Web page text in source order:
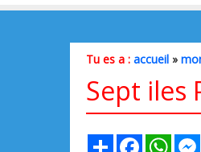
Tu es a : accueil »
Sept iles
Share Facebook